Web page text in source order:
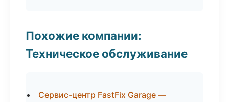
Похожие компании:
Техническое обслуживание
Сервис-центр FastFix Garage —